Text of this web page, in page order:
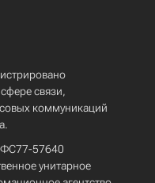
связи,
коммуникаций
ФС77-57640
унитарное